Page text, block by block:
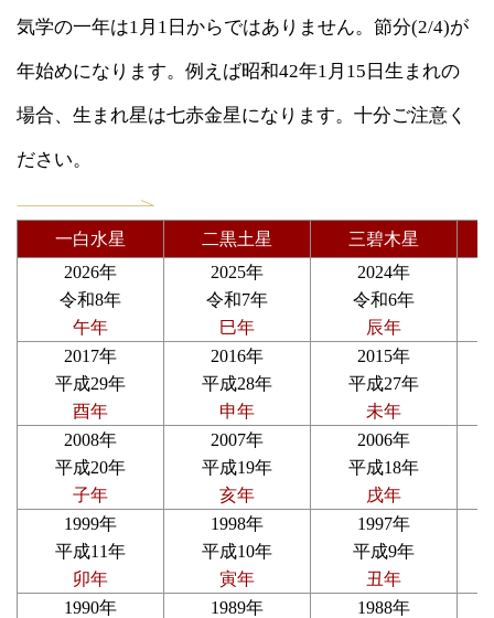
気学の一年は1月1日からではありません。節分(2/4)が
年始めになります。例えば昭和42年1月15日生まれの
場合、生まれ星は七赤金星になります。十分ご注意く
ださい。
一白水星 二黒土星
三碧木星
2026年
令和8年
午年
2025年
令和7年
巳年
2024年
令和6年
辰年
2017年
平成29年
酉年
2016年
平成28年
申年
2015年
平成27年
未年
2008年
平成20年
子年
2007年
平成19年
亥年
2006年
平成18年
戌年
1999年
平成11年
卯年
1998年
平成10年
寅年
1997年
平成9年
丑年
1990年
1989年
1988年